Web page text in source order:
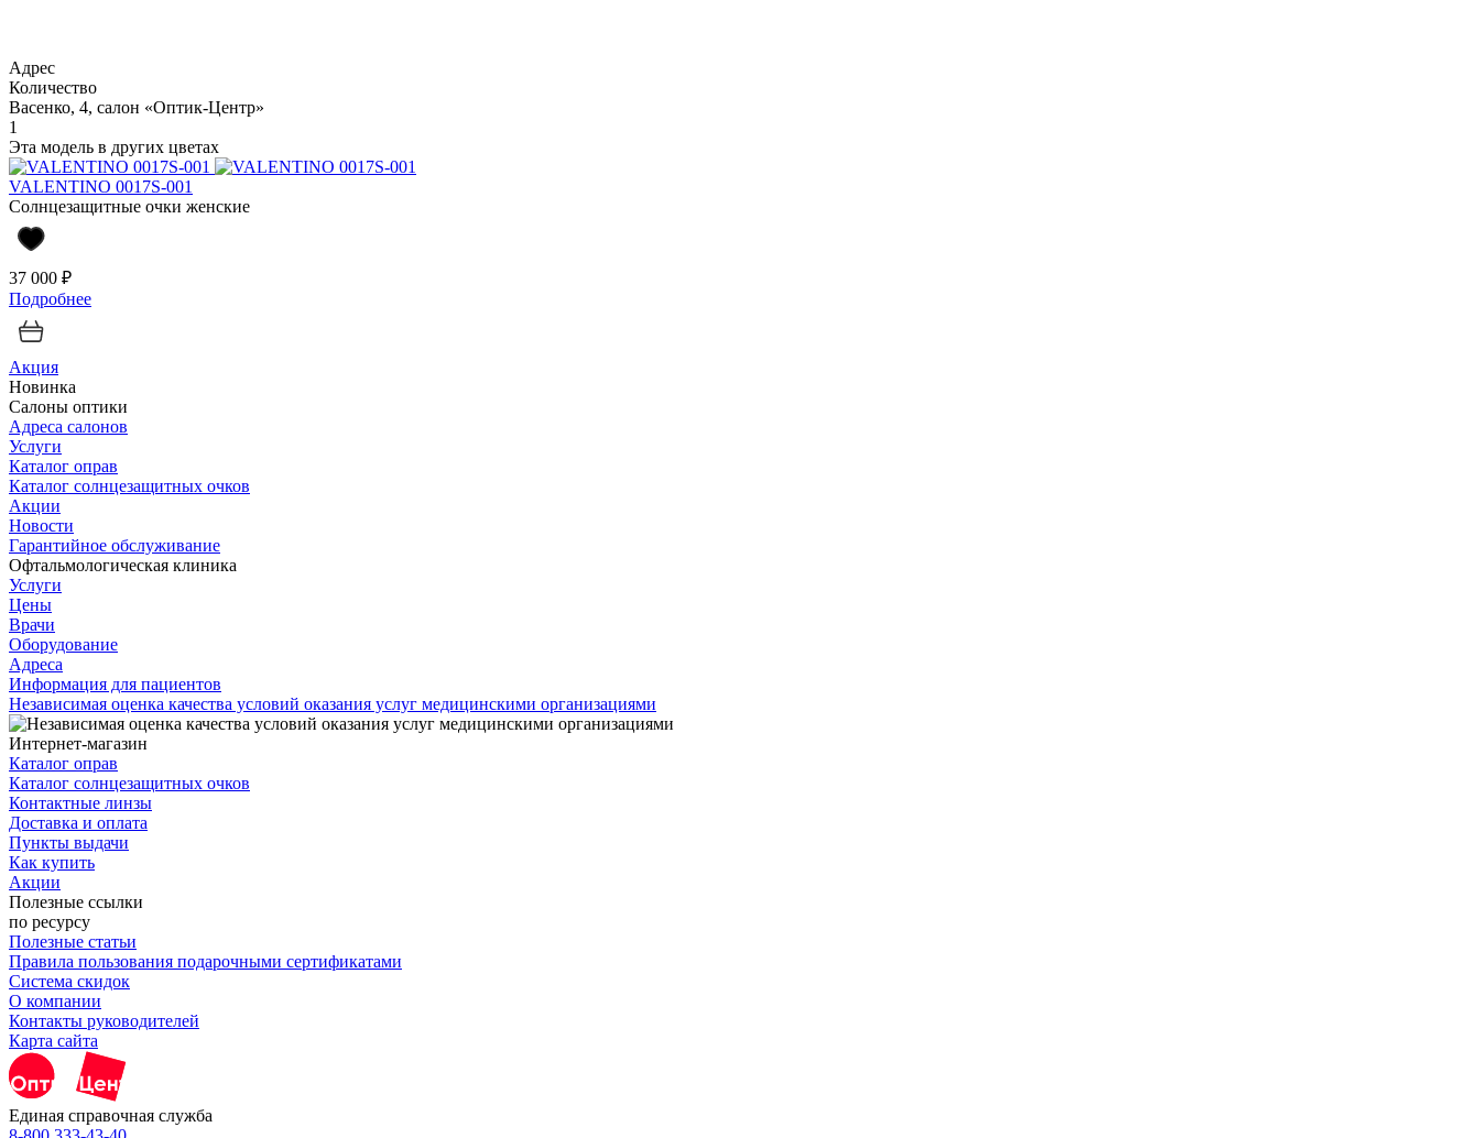
Адрес
Количество
Васенко, 4, салон «Оптик-Центр»
1
Эта модель в других цветах
VALENTINO 0017S-001
Солнцезащитные очки женские
37 000 ₽
Подробнее
Акция
Новинка
Салоны оптики
Адреса салонов
Услуги
Каталог оправ
Каталог солнцезащитных очков
Акции
Новости
Гарантийное обслуживание
Офтальмологическая клиника
Услуги
Цены
Врачи
Оборудование
Адреса
Информация для пациентов
Независимая оценка качества условий оказания услуг медицинскими организациями
Интернет-магазин
Каталог оправ
Каталог солнцезащитных очков
Контактные линзы
Доставка и оплата
Пункты выдачи
Как купить
Акции
Полезные ссылки
по ресурсу
Полезные статьи
Правила пользования подарочными сертификатами
Система скидок
О компании
Контакты руководителей
Карта сайта
Единая справочная служба